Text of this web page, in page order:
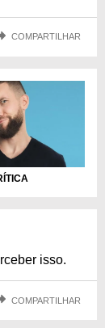
COMPARTILHAR
isso.
COMPARTILHAR